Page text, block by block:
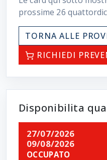
prossime 26
TORNA ALLE
RICHIEDI
Disponibilita
27/07/2026
09/08/2026
OCCUPATO